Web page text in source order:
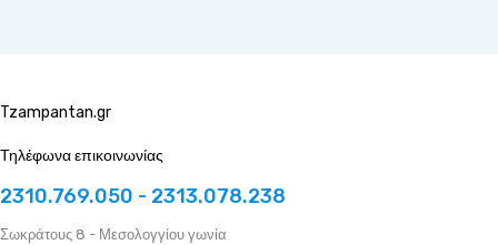
Tzampantan.gr
Τηλέφωνα επικοινωνίας
2310.769.050 - 2313.078.238
Σωκράτους 8 - Μεσολογγίου γωνία